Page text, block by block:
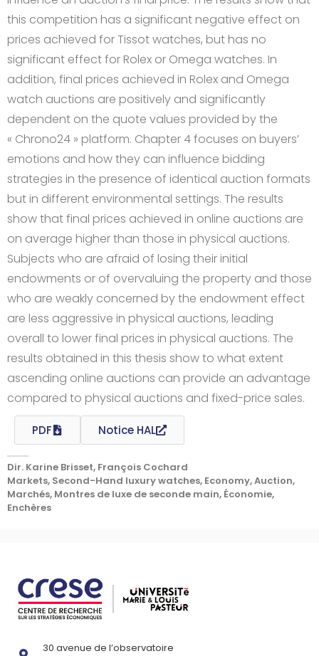
this competition has a significant negative effect on
prices achieved for Tissot watches, but has no
significant effect for Rolex or Omega watches. In
addition, final prices achieved in Rolex and Omega
watch auctions are positively and significantly
dependent on the quote values provided by the
« Chrono24 » platform. Chapter 4 focuses on buyers’
emotions and how they can influence bidding
strategies in the presence of identical auction formats
but in different environmental settings. The results
show that final prices achieved in online auctions are
on average higher than those in physical auctions.
Subjects who are afraid of losing their initial
endowments or of overvaluing the property and those
who are weakly concerned by the endowment effect
are less aggressive in physical auctions, leading
overall to lower final prices in physical auctions. The
results obtained in this thesis show to what extent
ascending online auctions can provide an advantage
compared to physical auctions and fixed-price sales.
PDF Notice HAL
Dir. Karine Brisset, François Cochard
Markets, Second-Hand luxury watches, Economy, Auction,
Marchés, Montres de luxe de seconde main, Économie,
Enchères
30 avenue de l’observatoire